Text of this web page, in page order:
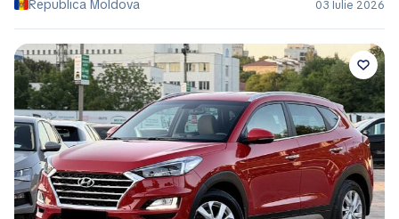
Republica Moldova
03 Iulie 2026